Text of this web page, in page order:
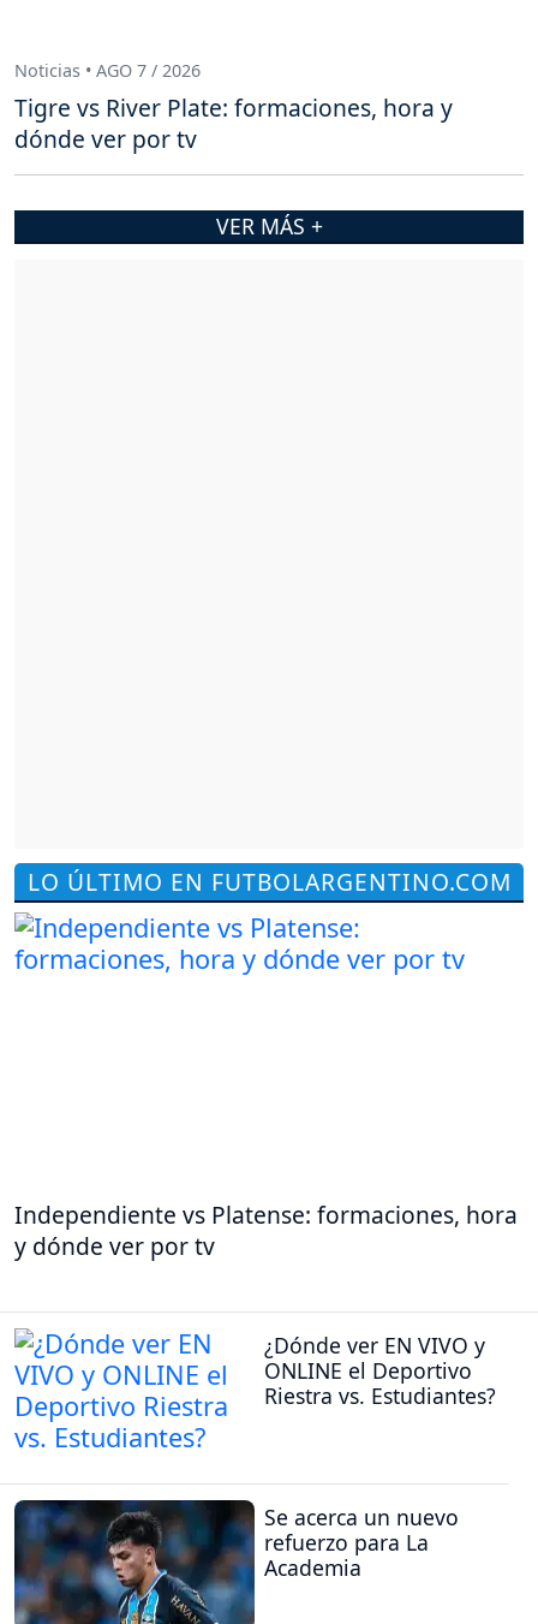
LO ÚLTIMO EN FUTBOLARGENTINO.COM
Independiente vs Platense: formaciones, hora
y dónde ver por tv
¿Dónde ver EN VIVO y
ONLINE el Deportivo
Riestra vs. Estudiantes?
Se acerca un nuevo
refuerzo para La
Academia
Noticias • AGO 7 / 2026
Tigre vs River Plate: formaciones, hora y
dónde ver por tv
VER MÁS +